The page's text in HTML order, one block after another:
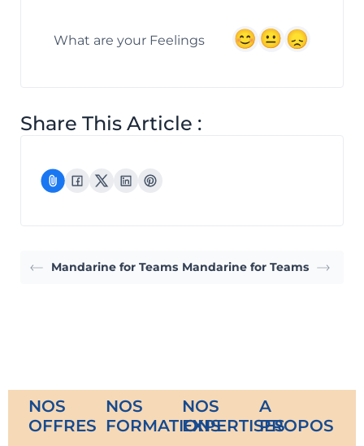
What are your Feelings
Share This Article :
Mandarine for Teams Mandarine for Teams
NOS
OFFRES
NOS
FORMATIONS
NOS
EXPERTISES
A
PROPOS